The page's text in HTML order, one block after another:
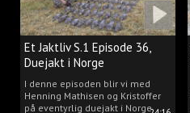
Et Jaktliv S.1 Episode 36,
Duejakt i Norge
I denne episoden blir vi med
Henning Mathisen og Kristoffer
på eventyrlig duejakt i Norge